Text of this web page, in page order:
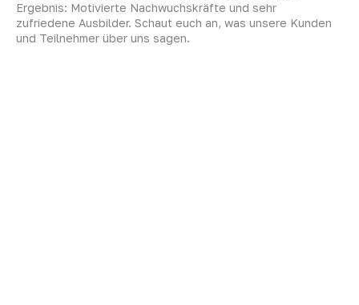
Ergebnis: Motivierte Nachwuchskräfte und sehr
zufriedene Ausbilder. Schaut euch an, was unsere Kunden
und Teilnehmer über uns sagen.